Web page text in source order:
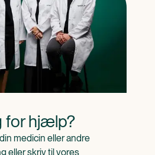
for hjælp?
medicin eller andre
eller skriv til vores